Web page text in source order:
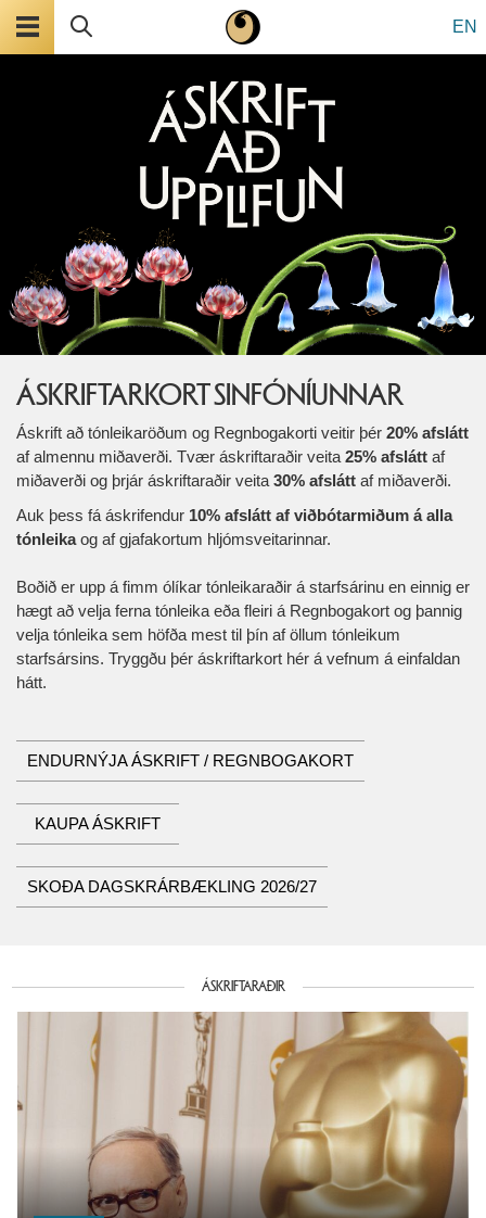
EN
ÁSKRIFTARKORT SINFÓNÍUNNAR
Áskrift að tónleikaröðum og Regnbogakorti veitir þér 20% afslátt
af almennu miðaverði. Tvær áskriftaraðir veita 25% afslátt af
miðaverði og þrjár áskriftaraðir veita 30% afslátt af miðaverði.
Auk þess fá áskrifendur 10% afslátt af viðbótarmiðum á alla
tónleikaog af gjafakortum hljómsveitarinnar.
Boðið er upp á fimm ólíkar tónleikaraðir á starfsárinu en einnig er
hægt að velja ferna tónleika eða fleiri á Regnbogakort og þannig
velja tónleika sem höfða mest til þín af öllum tónleikum
starfsársins. Tryggðu þér áskriftarkort hér á vefnum á einfaldan
hátt.
ENDURNÝJA ÁSKRIFT / REGNBOGAKORT
KAUPA ÁSKRIFT
SKOÐA DAGSKRÁRBÆKLING 2026/27
ÁSKRIFTARAÐIR